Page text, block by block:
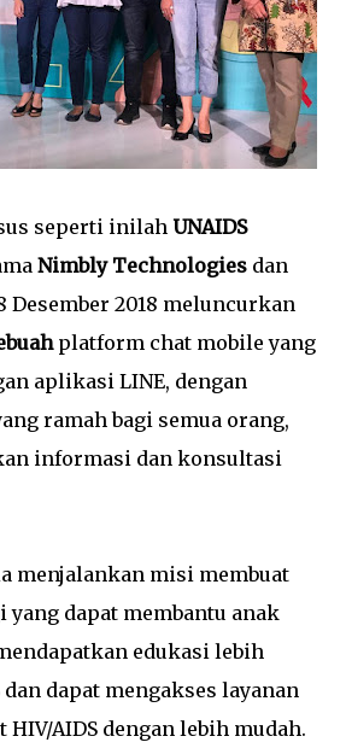
seperti inilah UNAIDS
Nimbly Technologies dan
Desember 2018 meluncurkan
platform chat mobile yang
aplikasi LINE, dengan
ramah bagi semua orang,
informasi dan konsultasi
menjalankan misi membuat
dapat membantu anak
edukasi lebih
dan dapat mengakses layanan
AIDS dengan lebih mudah.